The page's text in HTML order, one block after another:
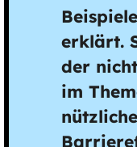
erklärt.
der
im